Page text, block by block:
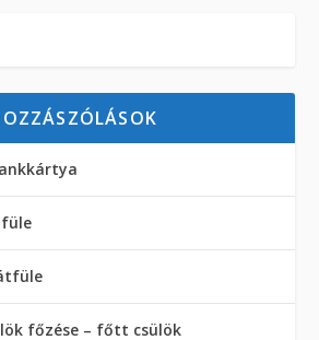
főzése – főtt csülök